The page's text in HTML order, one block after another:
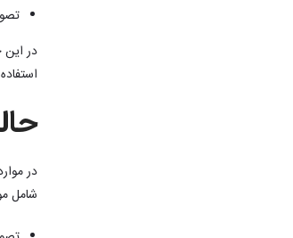
در این
در
شامل